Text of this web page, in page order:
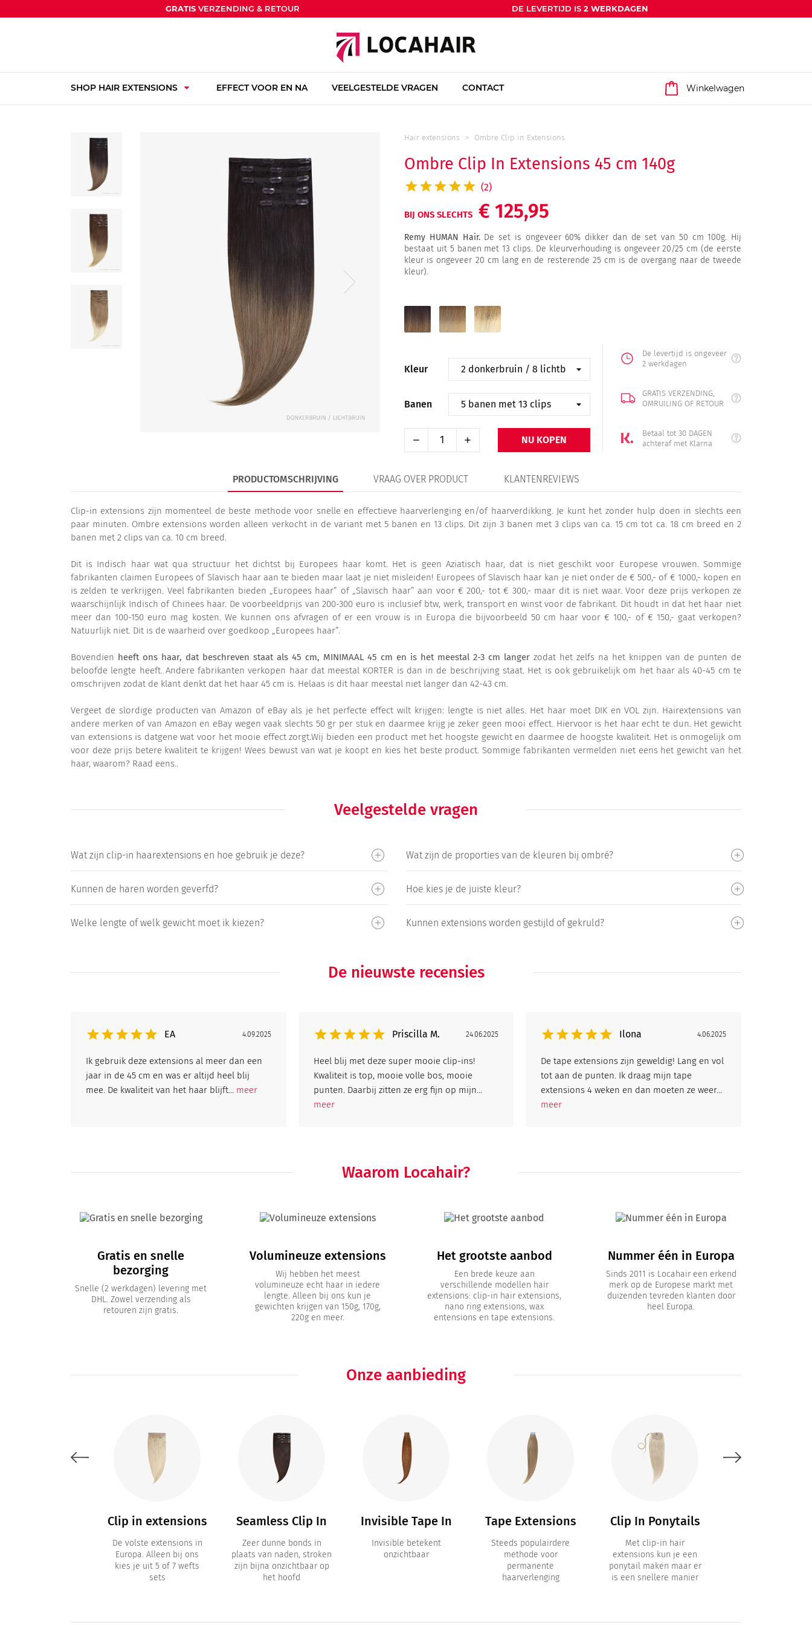
GRATISVERZENDING & RETOUR DE LEVERTIJD IS 2 WERKDAGEN
SHOP HAIR EXTENSIONS arrow_drop_down EFFECT VOOR EN NA VEELGESTELDE VRAGEN CONTACT Winkelwagen
Hair extensions Ombre Clip in Extensions
Ombre Clip In Extensions 45 cm 140g
(2)
BIJ ONS SLECHTS € 125,95
Remy HUMAN Hair.De set is ongeveer 60% dikker dan de set van 50 cm 100g. Hij
bestaat uit 5 banen met 13 clips. De kleurverhouding is ongeveer 20/25 cm (de eerste
kleur is ongeveer 20 cm lang en de resterende 25 cm is de overgang naar de tweede
kleur).
2
donkerbruin
/
6
kastanjebruin
/
donkerblond
16
donkerblond
/
lichtblond
Kleur
Banen
NU KOPEN
De levertijd is ongeveer
2 werkdagen
GRATIS VERZENDING,
OMRUILING OF RETOUR
Betaal tot 30 DAGEN
achteraf met Klarna
PRODUCTOMSCHRIJVING VRAAG OVER PRODUCT KLANTENREVIEWS
Clip-in extensions zijn momenteel de beste methode voor snelle en effectieve haarverlenging en/of haarverdikking. Je kunt het zonder hulp doen in slechts een
paar minuten. Ombre extensions worden alleen verkocht in de variant met 5 banen en 13 clips. Dit zijn 3 banen met 3 clips van ca. 15 cm tot ca. 18 cm breed en 2
banen met 2 clips van ca. 10 cm breed.
Dit is Indisch haar wat qua structuur het dichtst bij Europees haar komt. Het is geen Aziatisch haar, dat is niet geschikt voor Europese vrouwen. Sommige
fabrikanten claimen Europees of Slavisch haar aan te bieden maar laat je niet misleiden! Europees of Slavisch haar kan je niet onder de € 500,- of € 1000,- kopen en
is zelden te verkrijgen. Veel fabrikanten bieden „Europees haar” of „Slavisch haar” aan voor € 200,- tot € 300,- maar dit is niet waar. Voor deze prijs verkopen ze
waarschijnlijk Indisch of Chinees haar. De voorbeeldprijs van 200-300 euro is inclusief btw, werk, transport en winst voor de fabrikant. Dit houdt in dat het haar niet
meer dan 100-150 euro mag kosten. We kunnen ons afvragen of er een vrouw is in Europa die bijvoorbeeld 50 cm haar voor € 100,- of € 150,- gaat verkopen?
Natuurlijk niet. Dit is de waarheid over goedkoop „Europees haar”.
Bovendien heeft ons haar, dat beschreven staat als 45 cm, MINIMAAL 45 cm en is het meestal 2-3 cm langer zodat het zelfs na het knippen van de punten de
beloofde lengte heeft. Andere fabrikanten verkopen haar dat meestal KORTER is dan in de beschrijving staat. Het is ook gebruikelijk om het haar als 40-45 cm te
omschrijven zodat de klant denkt dat het haar 45 cm is. Helaas is dit haar meestal niet langer dan 42-43 cm.
Vergeet de slordige producten van Amazon of eBay als je het perfecte effect wilt krijgen: lengte is niet alles. Het haar moet DIK en VOL zijn. Hairextensions van
andere merken of van Amazon en eBay wegen vaak slechts 50 gr per stuk en daarmee krijg je zeker geen mooi effect. Hiervoor is het haar echt te dun. Het gewicht
van extensions is datgene wat voor het mooie effect zorgt.Wij bieden een product met het hoogste gewicht en daarmee de hoogste kwaliteit. Het is onmogelijk om
voor deze prijs betere kwaliteit te krijgen! Wees bewust van wat je koopt en kies het beste product. Sommige fabrikanten vermelden niet eens het gewicht van het
haar, waarom? Raad eens..
Veelgestelde vragen
Wat zijn clip-in haarextensions en hoe gebruik je deze? Wat zijn de proporties van de kleuren bij ombré?
Kunnen de haren worden geverfd? Hoe kies je de juiste kleur?
Welke lengte of welk gewicht moet ik kiezen? Kunnen extensions worden gestijld of gekruld?
De nieuwste recensies
EA 4.09.2025
Ik gebruik deze extensions al meer dan een
jaar in de 45 cm en was er altijd heel blij
mee. De kwaliteit van het haar blijft... meer
Priscilla M. 24.06.2025
Heel blij met deze super mooie clip-ins!
Kwaliteit is top, mooie volle bos, mooie
punten. Daarbij zitten ze erg fijn op mijn...
meer
Ilona 4.06.2025
De tape extensions zijn geweldig! Lang en vol
tot aan de punten. Ik draag mijn tape
extensions 4 weken en dan moeten ze weer...
meer
Waarom Locahair?
Gratis en snelle
bezorging
Snelle (2 werkdagen) levering met
DHL. Zowel verzending als
retouren zijn gratis.
Volumineuze extensions
Wij hebben het meest
volumineuze echt haar in iedere
lengte. Alleen bij ons kun je
gewichten krijgen van 150g, 170g,
220g en meer.
Het grootste aanbod
Een brede keuze aan
verschillende modellen hair
extensions: clip-in hair extensions,
nano ring extensions, wax
entensions en tape extensions.
Nummer één in Europa
Sinds 2011 is Locahair een erkend
merk op de Europese markt met
duizenden tevreden klanten door
heel Europa.
Onze aanbieding
Clip in extensions
De volste extensions in
Europa. Alleen bij ons
kies je uit 5 of 7 wefts
sets
Seamless Clip In
Zeer dunne bonds in
plaats van naden, stroken
zijn bijna onzichtbaar op
het hoofd
Invisible Tape In
Invisible betekent
onzichtbaar
Tape Extensions
Steeds populairdere
methode voor
permanente
haarverlenging
Clip In Ponytails
Met clip-in hair
extensions kun je een
ponytail maken maar er
is een snellere manier